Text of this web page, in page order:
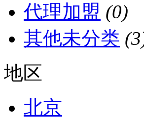
代理加盟 (0)
其他未分类
地区
北京